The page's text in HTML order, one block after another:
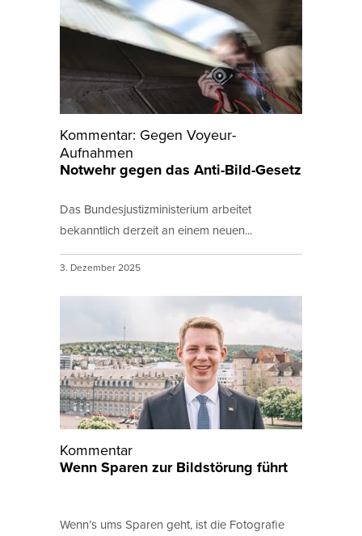
Kommentar: Gegen Voyeur-
Aufnahmen
Notwehr gegen das Anti-Bild-Gesetz
Das Bundesjustizministerium arbeitet
bekanntlich derzeit an einem neuen...
3. Dezember 2025
Kommentar
Wenn Sparen zur Bildstörung führt
Wenn’s ums Sparen geht, ist die Fotografie